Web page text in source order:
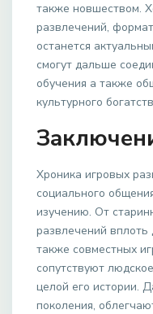
также новшеством.
развлечений,
останется
смогут дальше
обучения а также
культурного
Хроника игровых
социального
изучению. От
развлечений вплоть
также совместных
сопутствуют
целой его истории.
поколения,